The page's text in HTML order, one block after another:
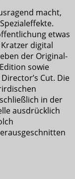
macht,
etwas
digital
der Original-
sowie
Cut. Die
in der
ausdrücklich